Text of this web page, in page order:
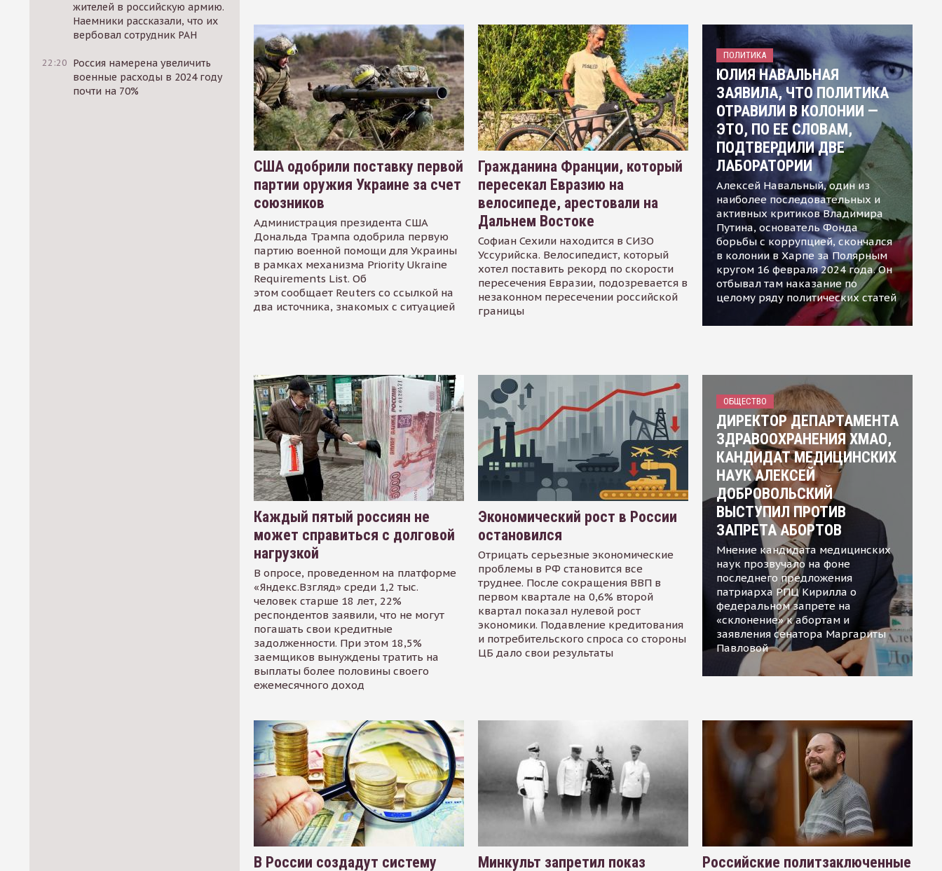
жителей в российскую армию.
Наемники рассказали, что их
вербовал сотрудник РАН
22:20 Россия намерена увеличить
военные расходы в 2024 году
почти на 70%
США одобрили поставку первой
партии оружия Украине за счет
союзников
Администрация президента США
Дональда Трампа одобрила первую
партию военной помощи для Украины
в рамках механизма Priority Ukraine
Requirements List. Об
этом сообщает Reuters со ссылкой на
два источника, знакомых с ситуацией
Гражданина Франции, который
пересекал Евразию на
велосипеде, арестовали на
Дальнем Востоке
Софиан Сехили находится в СИЗО
Уссурийска. Велосипедист, который
хотел поставить рекорд по скорости
пересечения Евразии, подозревается в
незаконном пересечении российской
границы
ПОЛИТИКА
ЮЛИЯ НАВАЛЬНАЯ
ЗАЯВИЛА, ЧТО ПОЛИТИКА
ОТРАВИЛИ В КОЛОНИИ —
ЭТО, ПО ЕЕ СЛОВАМ,
ПОДТВЕРДИЛИ ДВЕ
ЛАБОРАТОРИИ
Алексей Навальный, один из
наиболее последовательных и
активных критиков Владимира
Путина, основатель Фонда
борьбы с коррупцией, скончался
в колонии в Харпе за Полярным
кругом 16 февраля 2024 года. Он
отбывал там наказание по
целому ряду политических статей
Каждый пятый россиян не
может справиться с долговой
нагрузкой
В опросе, проведенном на платформе
«Яндекс.Взгляд» среди 1,2 тыс.
человек старше 18 лет, 22%
респондентов заявили, что не могут
погашать свои кредитные
задолженности. При этом 18,5%
заемщиков вынуждены тратить на
выплаты более половины своего
ежемесячного доход
Экономический рост в России
остановился
Отрицать серьезные экономические
проблемы в РФ становится все
труднее. После сокращения ВВП в
первом квартале на 0,6% второй
квартал показал нулевой рост
экономики. Подавление кредитования
и потребительского спроса со стороны
ЦБ дало свои результаты
ОБЩЕСТВО
ДИРЕКТОР ДЕПАРТАМЕНТА
ЗДРАВООХРАНЕНИЯ ХМАО,
КАНДИДАТ МЕДИЦИНСКИХ
НАУК АЛЕКСЕЙ
ДОБРОВОЛЬСКИЙ
ВЫСТУПИЛ ПРОТИВ
ЗАПРЕТА АБОРТОВ
Мнение кандидата медицинских
наук прозвучало на фоне
последнего предложения
патриарха РПЦ Кирилла о
федеральном запрете на
«склонение» к абортам и
заявления сенатора Маргариты
Павловой
В России создадут систему Минкульт запретил показ Российские политзаключенные